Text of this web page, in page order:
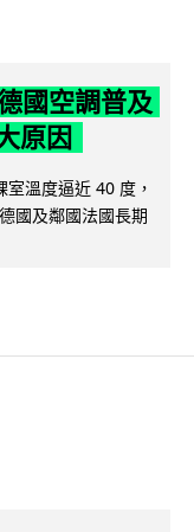
國空調普及
原因
溫度逼近 40 度，
國及鄰國法國長期